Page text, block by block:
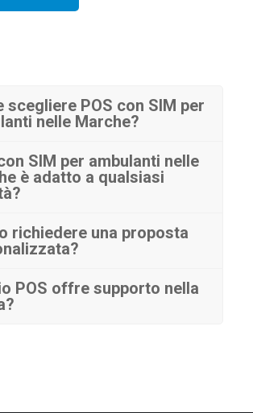
scegliere POS con SIM per
nelle Marche?
SIM per ambulanti nelle
è adatto a qualsiasi
richiedere una proposta
POS offre supporto nella